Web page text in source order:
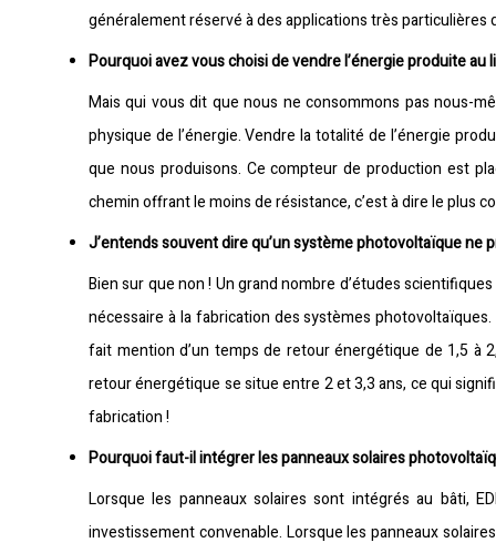
généralement réservé à des applications très
Pourquoi avez vous choisi de vendre l’énergie produite
Mais qui vous dit que nous ne consommons pas nous-
physique de l’énergie. Vendre la totalité de l’énergie
que nous produisons. Ce compteur de production est
chemin offrant le moins de résistance, c’est à dire le plus
J’entends souvent dire qu’un système photovoltaïque ne
Bien sur que non ! Un grand nombre d’études
nécessaire à la fabrication des systèmes
fait mention d’un temps de retour énergétique de 1,5 à
retour énergétique se situe entre 2 et 3,3 ans, ce qui
fabrication !
Pourquoi faut-il intégrer les panneaux solaires
Lorsque les panneaux solaires sont intégrés au bâti,
investissement convenable. Lorsque les panneaux